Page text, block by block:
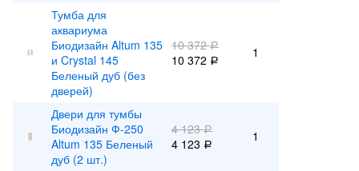
Тумба для
аквариума
Биодизайн Altum 135
и Crystal 145
Беленый дуб (без
дверей)
10 372Р
10 372 Р
1
Двери для тумбы
Биодизайн Ф-250
Altum 135 Беленый
дуб (2 шт.)
4 123Р
4 123 Р
1